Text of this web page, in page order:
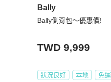
Bally
Bally側背包～優惠價!
TWD 9,999
狀況良好 本地 免運